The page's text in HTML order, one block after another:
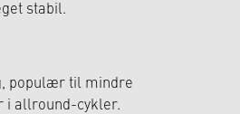
stabil.
populær til mindre
i allround-cykler.